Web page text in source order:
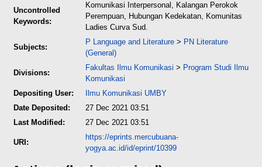
Uncontrolled
Keywords:
Komunikasi Interpersonal, Kalangan Perokok
Perempuan, Hubungan Kedekatan, Komunitas
Ladies Curva Sud.
Subjects:
P Language and Literature > PN Literature
(General)
Divisions:
Fakultas Ilmu Komunikasi > Program Studi Ilmu
Komunikasi
Depositing User:
Ilmu Komunikasi UMBY
Date Deposited:
27 Dec 2021 03:51
Last Modified:
27 Dec 2021 03:51
URI:
https://eprints.mercubuana-
yogya.ac.id/id/eprint/10399